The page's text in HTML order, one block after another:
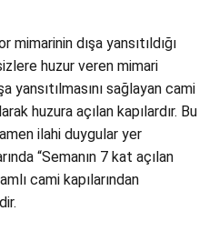
dışa yansıtıldığı
huzur veren mimari
yansıtılmasını sağlayan cami
huzura açılan kapılardır. Bu
ilahi duygular yer
“Semanın 7 kat açılan
cami kapılarından